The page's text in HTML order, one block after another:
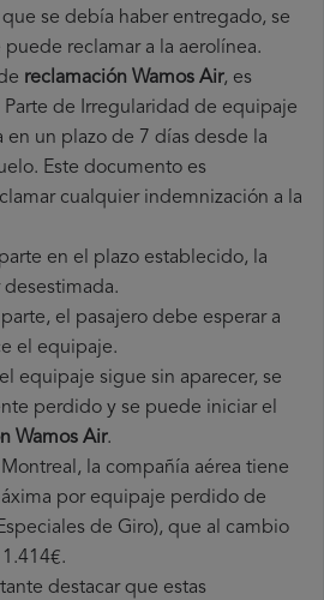
se debía haber entregado, se
reclamar a la aerolínea.
reclamación Wamos Air, es
Parte de Irregularidad de equipaje
en un plazo de 7 días desde la
Este documento es
cualquier indemnización a la
en el plazo establecido, la
el pasajero debe esperar a
el equipaje.
equipaje sigue sin aparecer, se
perdido y se puede iniciar el
Wamos Air.
la compañía aérea tiene
por equipaje perdido de
de Giro), que al cambio
destacar que estas